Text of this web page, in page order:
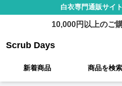
白衣専門通販サイト
10,000円以上のご
Scrub Days
新着商品 商品を検索